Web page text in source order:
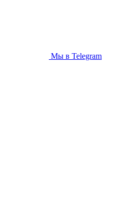
Мы в Telegram